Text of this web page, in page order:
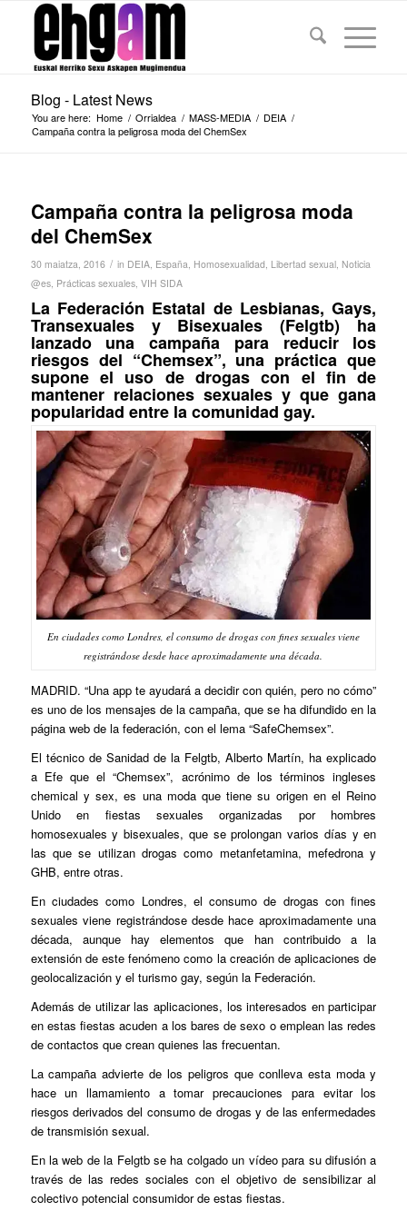
Blog - Latest News
You are here: Home / Orrialdea / MASS-MEDIA / DEIA /
Campaña contra la peligrosa moda del ChemSex
Campaña contra la peligrosa moda
del ChemSex
30 maiatza, 2016 / in DEIA, España, Homosexualidad, Libertad sexual, Noticia
@es, Prácticas sexuales, VIH SIDA
La Federación Estatal de Lesbianas, Gays,
Transexuales y Bisexuales (Felgtb) ha
lanzado una campaña para reducir los
riesgos del “Chemsex”, una práctica que
supone el uso de drogas con el fin de
mantener relaciones sexuales y que gana
popularidad entre la comunidad gay.
En ciudades como Londres, el consumo de drogas con fines sexuales viene
registrándose desde hace aproximadamente una década.
MADRID. “Una app te ayudará a decidir con quién, pero no cómo”
es uno de los mensajes de la campaña, que se ha difundido en la
página web de la federación, con el lema “SafeChemsex”.
El técnico de Sanidad de la Felgtb, Alberto Martín, ha explicado
a Efe que el “Chemsex”, acrónimo de los términos ingleses
chemical y sex, es una moda que tiene su origen en el Reino
Unido en fiestas sexuales organizadas por hombres
homosexuales y bisexuales, que se prolongan varios días y en
las que se utilizan drogas como metanfetamina, mefedrona y
GHB, entre otras.
En ciudades como Londres, el consumo de drogas con fines
sexuales viene registrándose desde hace aproximadamente una
década, aunque hay elementos que han contribuido a la
extensión de este fenómeno como la creación de aplicaciones de
geolocalización y el turismo gay, según la Federación.
Además de utilizar las aplicaciones, los interesados en participar
en estas fiestas acuden a los bares de sexo o emplean las redes
de contactos que crean quienes las frecuentan.
La campaña advierte de los peligros que conlleva esta moda y
hace un llamamiento a tomar precauciones para evitar los
riesgos derivados del consumo de drogas y de las enfermedades
de transmisión sexual.
En la web de la Felgtb se ha colgado un vídeo para su difusión a
través de las redes sociales con el objetivo de sensibilizar al
colectivo potencial consumidor de estas fiestas.